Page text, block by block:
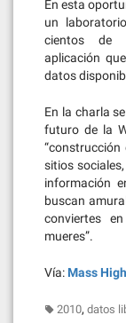
En esta
un
cientos de
aplicación
datos
En la charla
futuro de la
sitios
información
buscan
conviertes
mueres”.
Vía: Mass
2010, datos